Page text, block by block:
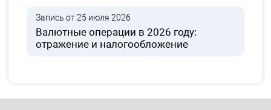
Запись от 25 июля 2026
Валютные операции в 2026 году:
отражение и налогообложение